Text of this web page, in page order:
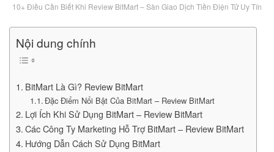
10+ Điều Cần Biết Khi Review BitMart – Sàn Giao Dịch Tiền Điện Tử Uy Tín
Nội dung chính
BitMart Là Gì? Review BitMart
Đặc Điểm Nổi Bật Của BitMart – Review BitMart
Lợi Ích Khi Sử Dụng BitMart – Review BitMart
Các Công Ty Marketing Hỗ Trợ BitMart – Review BitMart
Hướng Dẫn Cách Sử Dụng BitMart